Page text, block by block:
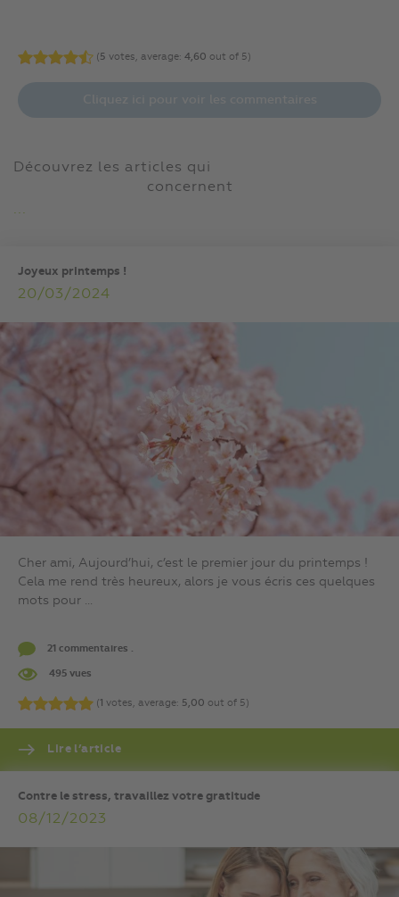
(5 votes, average: 4,60 out of 5)
Découvrez les articles qui
concernent
...
Joyeux printemps !
20/03/2024
Cher ami, Aujourd’hui, c’est le premier jour du printemps !
Cela me rend très heureux, alors je vous écris ces quelques
mots pour ...
21 commentaires .
495 vues
(1 votes, average: 5,00 out of 5)
Lire l’article
Contre le stress, travaillez votre gratitude
08/12/2023